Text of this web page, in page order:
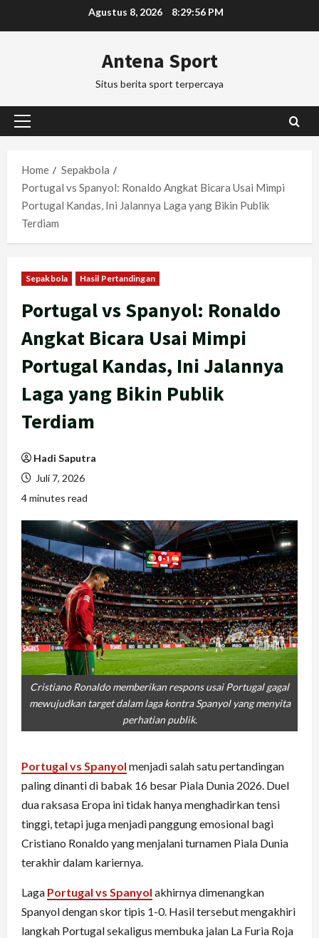
to
Agustus 8, 2026 8:29:57 PM
Antena Sport
Situs berita sport terpercaya
Primary
Home
Sepakbola
Portugal vs Spanyol: Ronaldo Angkat Bicara Usai Mimpi
Portugal Kandas, Ini Jalannya Laga yang Bikin Publik
Terdiam
Sepakbola Hasil Pertandingan
Portugal vs Spanyol: Ronaldo
Angkat Bicara Usai Mimpi
Portugal Kandas, Ini Jalannya
Laga yang Bikin Publik
Terdiam
Hadi Saputra
Juli 7, 2026
4 minutes read
Cristiano Ronaldo memberikan respons usai Portugal gagal
mewujudkan target dalam laga kontra Spanyol yang menyita
perhatian publik.
Portugal vs Spanyol menjadi salah satu pertandingan
paling dinanti di babak 16 besar Piala Dunia 2026. Duel
dua raksasa Eropa ini tidak hanya menghadirkan tensi
tinggi, tetapi juga menjadi panggung emosional bagi
Cristiano Ronaldo yang menjalani turnamen Piala Dunia
terakhir dalam kariernya.
Laga Portugal vs Spanyol akhirnya dimenangkan
Spanyol dengan skor tipis 1-0. Hasil tersebut mengakhiri
langkah Portugal sekaligus membuka jalan La Furia Roja